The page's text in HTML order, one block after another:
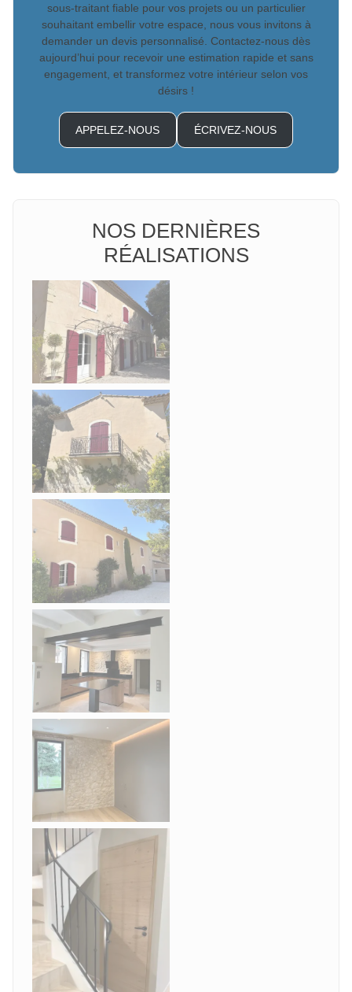
sous-traitant fiable pour vos projets ou un particulier
souhaitant embellir votre espace, nous vous invitons à
demander un devis personnalisé. Contactez-nous dès
aujourd’hui pour recevoir une estimation rapide et sans
engagement, et transformez votre intérieur selon vos
désirs !
APPELEZ-NOUS ÉCRIVEZ-NOUS
NOS DERNIÈRES
RÉALISATIONS